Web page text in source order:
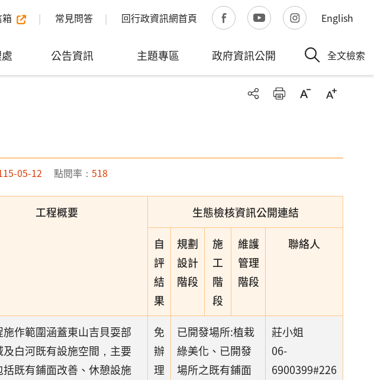
箱 常見問答 回行政資訊網首頁 English
公告資訊 主題專區 政府資訊公開 全文檢索
05-12 點閱率： 518
工程概要 生態檢核資訊公開連結
自
評
結
果
規劃
設計
階段
施
工
階
段
維護
管理
階段
聯絡人
施作範圍涵蓋東山吉貝耍部
及白河既有設施空間，主要
括既有鋪面改善、休憩設施
免
辦
理
已開發場所:植栽
綠美化、已開發
場所之既有鋪面
莊小姐
06-
6900399#226